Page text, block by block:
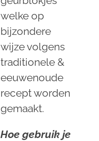
welke op
bijzondere
wijze volgens
traditionele &
eeuwenoude
recept worden
gemaakt.
Hoe gebruik je